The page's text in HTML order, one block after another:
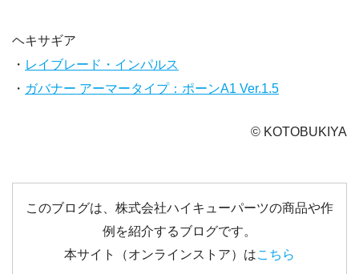
ヘキサギア
・ レイブレード・インパルス
・ ガバナー アーマータイプ：ポーンA1 Ver.1.5
© KOTOBUKIYA
このブログは、株式会社ハイキューパーツの商品や作
例を紹介するブログです。
本サイト（オンラインストア）はこちら